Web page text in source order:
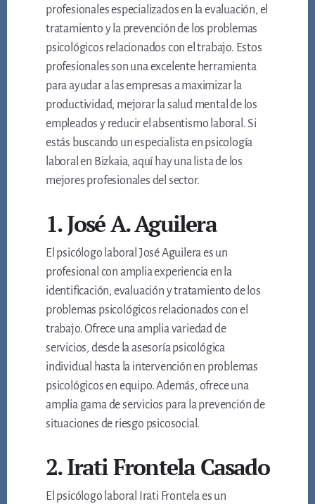
profesionales especializados en la evaluación, el
tratamiento y la prevención de los problemas
psicológicos relacionados con el trabajo. Estos
profesionales son una excelente herramienta
para ayudar a las empresas a maximizar la
productividad, mejorar la salud mental de los
empleados y reducir el absentismo laboral. Si
estás buscando un especialista en psicología
laboral en Bizkaia, aquí hay una lista de los
mejores profesionales del sector.
1. José A. Aguilera
El psicólogo laboral José Aguilera es un
profesional con amplia experiencia en la
identificación, evaluación y tratamiento de los
problemas psicológicos relacionados con el
trabajo. Ofrece una amplia variedad de
servicios, desde la asesoría psicológica
individual hasta la intervención en problemas
psicológicos en equipo. Además, ofrece una
amplia gama de servicios para la prevención de
situaciones de riesgo psicosocial.
2. Irati Frontela Casado
El psicólogo laboral Irati Frontela es un